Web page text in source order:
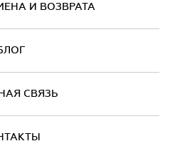
И ВОЗВРАТА
СВЯЗЬ